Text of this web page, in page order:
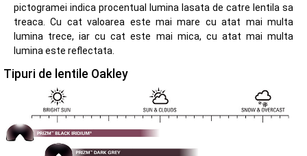
pictogramei indica procentual lumina lasata de catre lentila sa
treaca. Cu cat valoarea este mai mare cu atat mai multa
lumina trece, iar cu cat este mai mica, cu atat mai multa
lumina este reflectata.
Tipuri de lentile Oakley